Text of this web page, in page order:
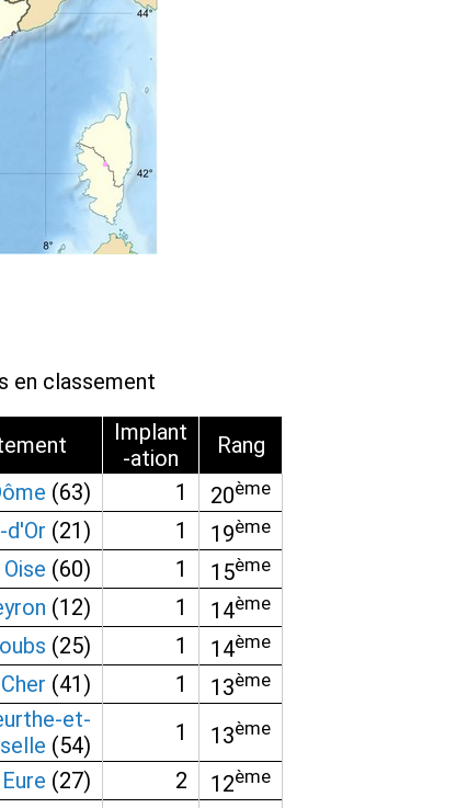
en classement
Implant
-ation
Rang
(63) 1 20ème
d'Or (21) 1 19ème
Oise (60) 1 15ème
(12) 1 14ème
(25) 1 14ème
(41) 1 13ème
et-
(54) 1 13ème
Eure (27) 2 12ème